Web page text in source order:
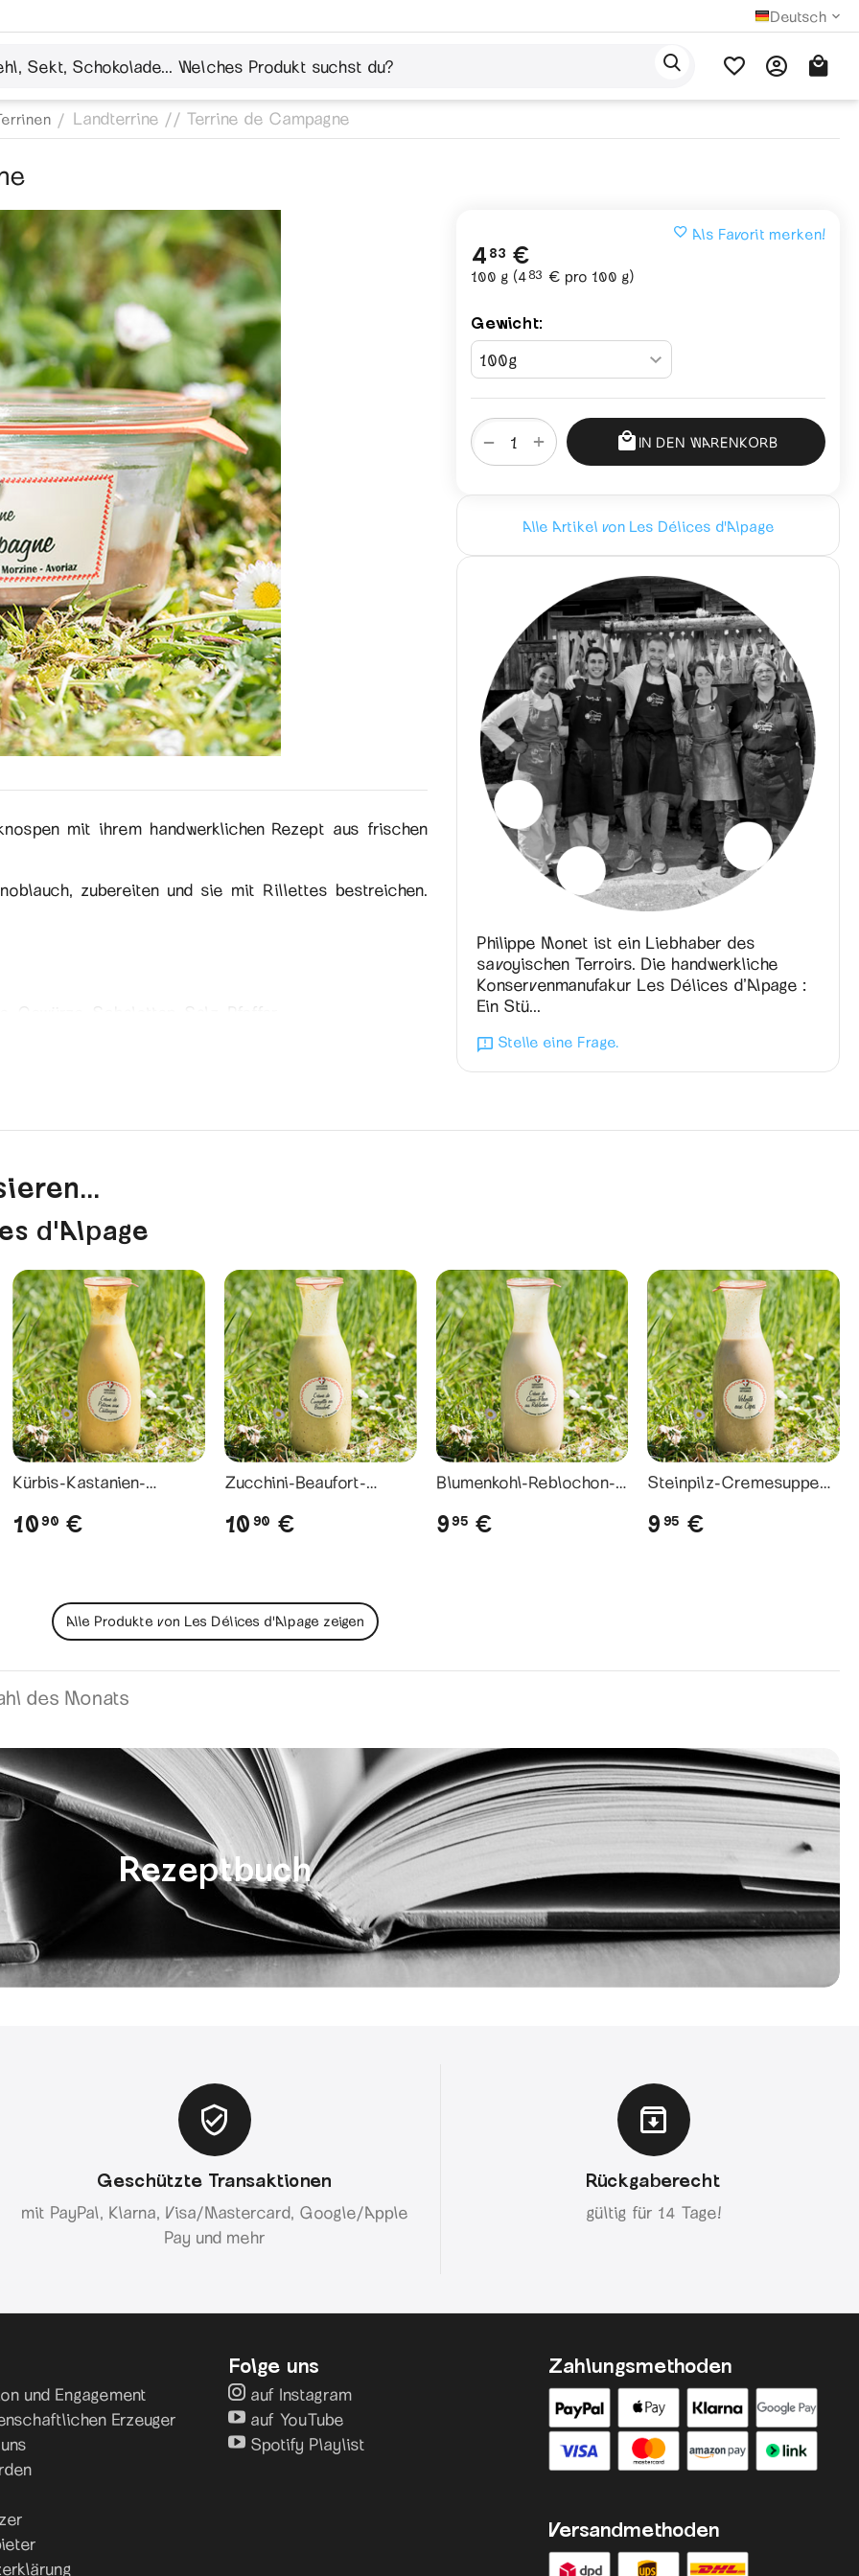
Deutsch
/ Landterrine // Terrine de Campagne
Als Favorit merken!
4 83 €
100 g (483 € pro 100 g)
Gewicht:
+
− IN DEN WARENKORB
Alle Artikel von Les Délices d'Alpage
Philippe Monet ist ein Liebhaber des
savoyischen Terroirs. Die handwerkliche
Konservenmanufakur Les Délices d’Alpage :
Ein Stü...
Stelle eine Frage.
mit ihrem handwerklichen Rezept aus frischen
zubereiten und sie mit Rillettes bestreichen.
Zucker – Glutenfrei
d'Alpage
Kürbis-Kastanien-
de Potiron aux
1090 €
Zucchini-Beaufort-
de Courgette au
10 90 €
Blumenkohl-Reblochon-
de Chou-Fleur au
995 €
Steinpilz-Cremesuppe
9 95 €
Alle Produkte von Les Délices d'Alpage zeigen
des Monats
Rezeptbuch
Geschützte Transaktionen
mit PayPal, Klarna, Visa/Mastercard, Google/Apple
Pay und mehr
Rückgaberecht
gültig für 14 Tage!
und Engagement
Erzeuger
Folge uns
auf Instagram
auf YouTube
Spotify Playlist
Zahlungsmethoden
Versandmethoden